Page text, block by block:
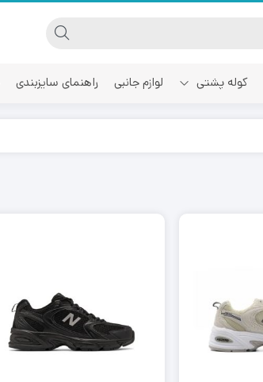
کوله پشتی لوازم جانبی راهنمای سایزبندی